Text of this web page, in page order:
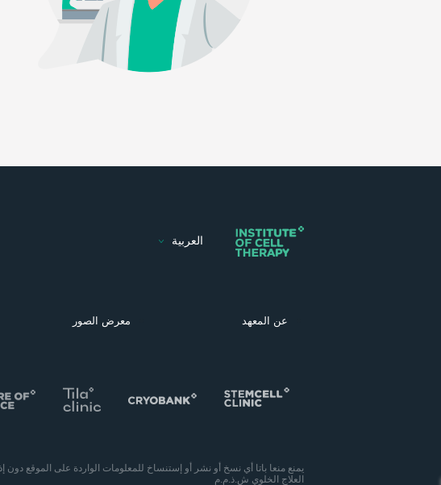
العربية
عن المعهد معرض الصور
يمنع منعا باتا أي نسخ أو نشر أو إستنساخ للمعلومات الواردة على الموقع دون
العلاج الخلوي ش.ذ.م.م